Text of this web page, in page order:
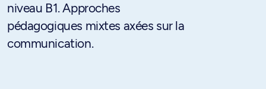
niveau B1. Approches
pédagogiques mixtes axées sur la
communication.